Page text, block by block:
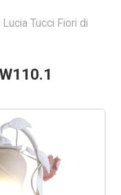
Lucia Tucci Fiori di